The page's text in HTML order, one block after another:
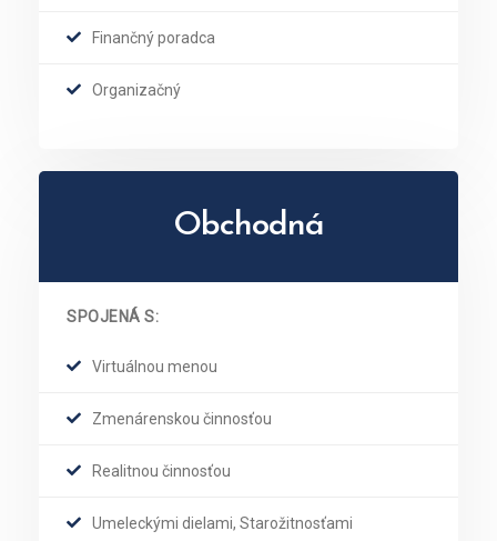
Finančný poradca
Organizačný
Obchodná
SPOJENÁ S:
Virtuálnou menou
Zmenárenskou činnosťou
Realitnou činnosťou
Umeleckými dielami, Starožitnosťami